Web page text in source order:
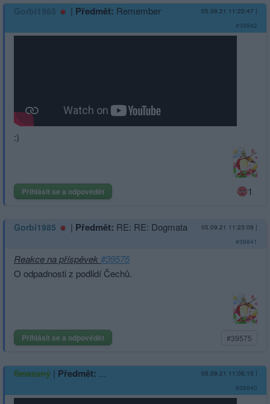
Gorbi1985 | Předmět: Remember 05.09.21 11:23:47 |
#39842
:)
Přihlásit se a odpovědět 1
Gorbi1985 | Předmět: RE: RE: Dogmata 05.09.21 11:23:09 |
#39841
Reakce na příspěvek#39575
O odpadnosti z podlidí Čechů.
Přihlásit se a odpovědět #39575
Smazaný | Předmět: ... 05.09.21 11:06:15 |
#39840